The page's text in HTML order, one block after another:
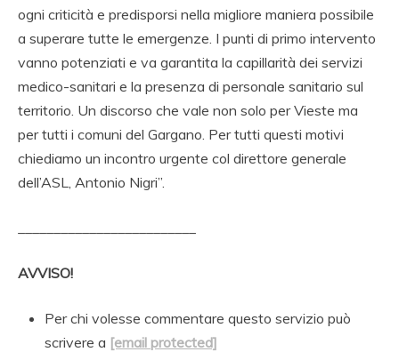
ogni criticità e predisporsi nella migliore maniera possibile
a superare tutte le emergenze. I punti di primo intervento
vanno potenziati e va garantita la capillarità dei servizi
medico-sanitari e la presenza di personale sanitario sul
territorio. Un discorso che vale non solo per Vieste ma
per tutti i comuni del Gargano. Per tutti questi motivi
chiediamo un incontro urgente col direttore generale
dell’ASL, Antonio Nigri”.
AVVISO!
Per chi volesse commentare questo servizio può
scrivere a [email protected]